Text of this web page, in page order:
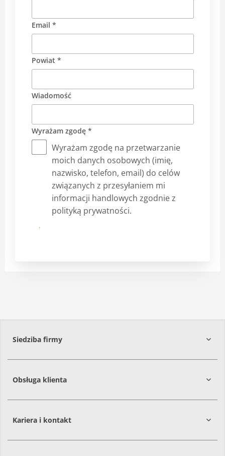
Email *
Powiat *
Wiadomość
Wyrażam zgodę *
Wyrażam zgodę na przetwarzanie
moich danych osobowych (imię,
nazwisko, telefon, email) do celów
związanych z przesyłaniem mi
informacji handlowych zgodnie z
polityką prywatności.
Prześlij
Siedziba firmy
Obsługa klienta
Kariera i kontakt